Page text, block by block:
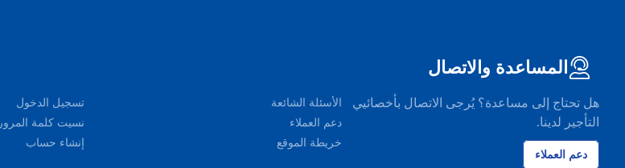
المساعدة والاتصال
هل تحتاج إلى مساعدة؟ يُرجى الاتصال بأخصائيي
التأجير لدينا.
دعم العملاء
الأسئلة الشائعة
دعم العملاء
خريطة الموقع
تسجيل الدخول
نسيت كلمة المرور
إنشاء حساب